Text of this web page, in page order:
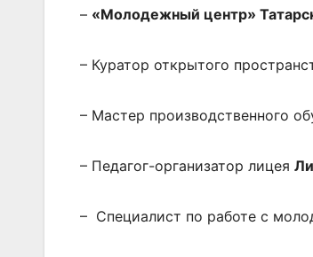
– «Молодежный центр»
– Куратор открытого
– Мастер производственного
– Педагог-организатор лицея
– Специалист по работе с